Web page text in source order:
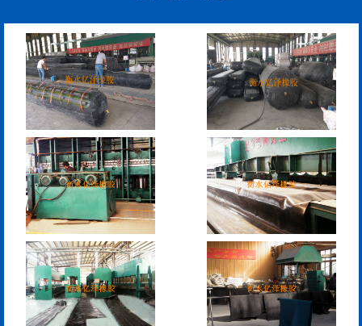
F40、60、80型桥梁伸缩
缝
E40、60、80型桥梁伸缩
缝
RG型桥梁伸缩缝
D40、60、80型桥梁伸
缩缝